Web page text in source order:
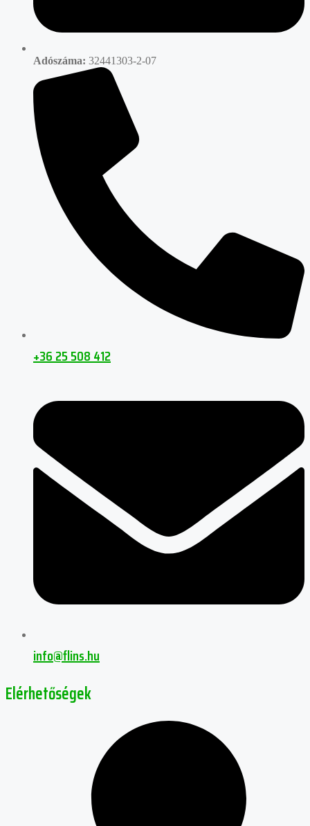
Adószáma: 32441303-2-07
+36 25 508 412
info@flins.hu
Elérhetőségek